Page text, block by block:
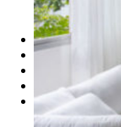
Mostras
Arte
QUEM SOMOS
REVISTA DIGITAL
ASSINE
MINHA CONTA
Detalhes da conta